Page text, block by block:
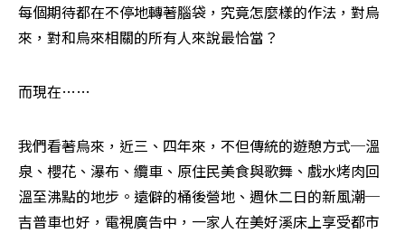
每個期待都在不停地轉著腦袋，究竟怎麼樣的作法，對烏
來，對和烏來相關的所有人來說最恰當？
而現在……
我們看著烏來，近三、四年來，不但傳統的遊憩方式─溫
泉、櫻花、瀑布、纜車、原住民美食與歌舞、戲水烤肉回
溫至沸點的地步。遠僻的桶後營地、週休二日的新風潮─
吉普車也好，電視廣告中，一家人在美好溪床上享受都市